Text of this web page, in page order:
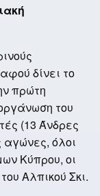
δίνει το
πρώτη
του
(13 Άνδρες
αγώνες, όλοι
Κύπρου, οι
Αλπικού Σκι.